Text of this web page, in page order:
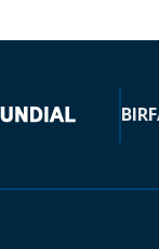
BIRF